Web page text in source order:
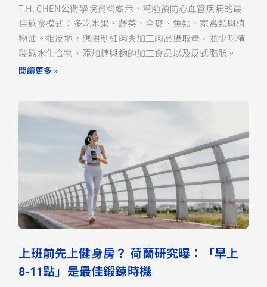
T.H. CHEN公衛學院資料顯示，幫助預防心血管疾病的最
佳飲食模式：多吃水果、蔬菜、全麥、魚類、家禽類與植
物油。相反地，應限制紅肉與加工肉品攝取量，並少吃精
製碳水化合物、添加糖與鈉的加工食品以及反式脂肪。
閱讀更多 »
上班前先上健身房？ 荷蘭研究曝：「早上
8-11點」是最佳鍛鍊時機